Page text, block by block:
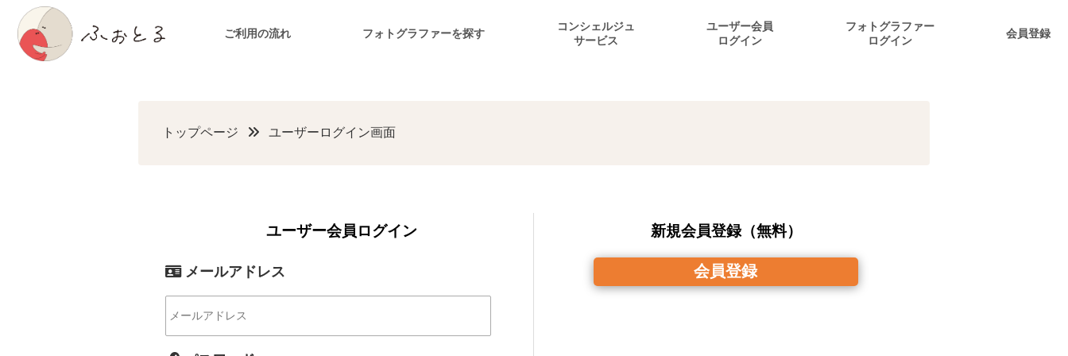
ご利用の流れ フォトグラファーを探す
コンシェルジュ
サービス
ユーザー会員
ログイン
フォトグラファー
ログイン
会員登録
トップページ ユーザーログイン画面
ユーザー会員ログイン
メールアドレス
新規会員登録（無料）
会員登録